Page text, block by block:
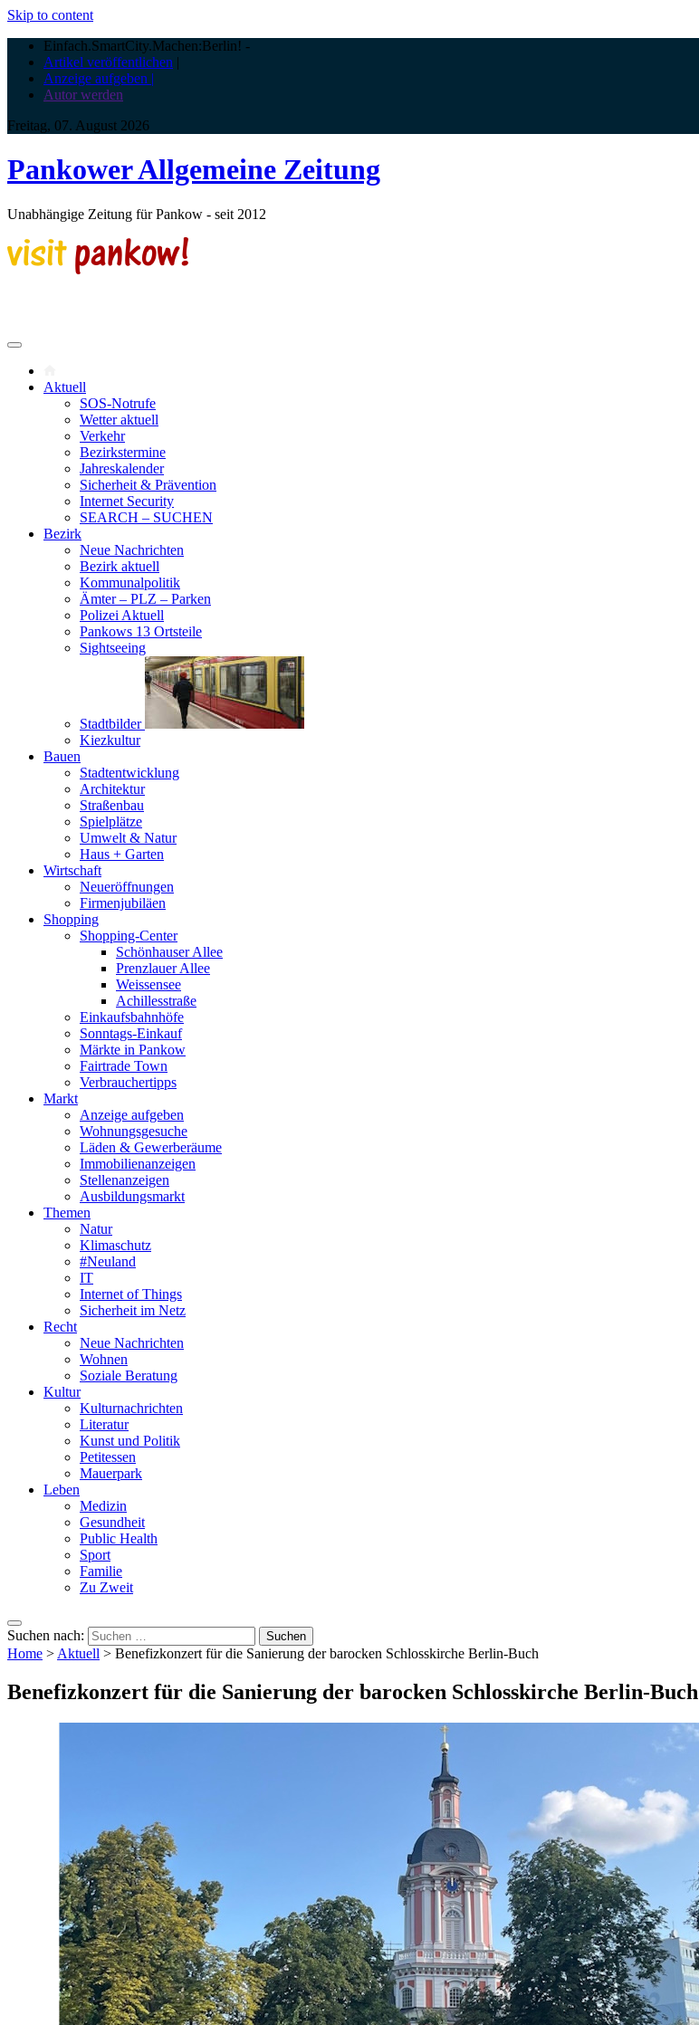
Skip to content
Einfach.SmartCity.Machen:Berlin! -
Artikel veröffentlichen |
Anzeige aufgeben |
Autor werden
Freitag, 07. August 2026
Pankower Allgemeine Zeitung
Unabhängige Zeitung für Pankow - seit 2012
Aktuell
SOS-Notrufe
Wetter aktuell
Verkehr
Bezirkstermine
Jahreskalender
Sicherheit & Prävention
Internet Security
SEARCH – SUCHEN
Bezirk
Neue Nachrichten
Bezirk aktuell
Kommunalpolitik
Ämter – PLZ – Parken
Polizei Aktuell
Pankows 13 Ortsteile
Sightseeing
Stadtbilder
Kiezkultur
Bauen
Stadtentwicklung
Architektur
Straßenbau
Spielplätze
Umwelt & Natur
Haus + Garten
Wirtschaft
Neueröffnungen
Firmenjubiläen
Shopping
Shopping-Center
Schönhauser Allee
Prenzlauer Allee
Weissensee
Achillesstraße
Einkaufsbahnhöfe
Sonntags-Einkauf
Märkte in Pankow
Fairtrade Town
Verbrauchertipps
Markt
Anzeige aufgeben
Wohnungsgesuche
Läden & Gewerberäume
Immobilienanzeigen
Stellenanzeigen
Ausbildungsmarkt
Themen
Natur
Klimaschutz
#Neuland
IT
Internet of Things
Sicherheit im Netz
Recht
Neue Nachrichten
Wohnen
Soziale Beratung
Kultur
Kulturnachrichten
Literatur
Kunst und Politik
Petitessen
Mauerpark
Leben
Medizin
Gesundheit
Public Health
Sport
Familie
Zu Zweit
Suchen nach:
Home >Aktuell > Benefizkonzert für die Sanierung der barocken Schlosskirche Berlin-Buch
Benefizkonzert für die Sanierung der barocken Schlosskirche Berlin-Buch